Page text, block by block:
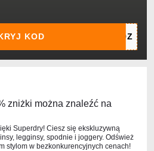
KOD
zniżki można znaleźć na
Superdry! Ciesz się ekskluzywną
legginsy, spodnie i joggery. Odśwież
stylom w bezkonkurencyjnych cenach!